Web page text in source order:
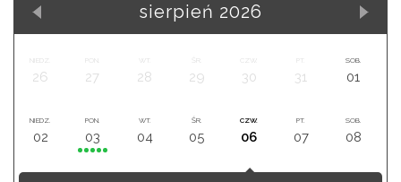
sierpień 2026
NIEDZ.
26
PON.
27
WT.
28 29
CZW.
30
PT.
31
SOB.
01
NIEDZ.
02
PON.
03
WT.
04
ŚR.
05
CZW.
06
PT.
07
SOB.
08